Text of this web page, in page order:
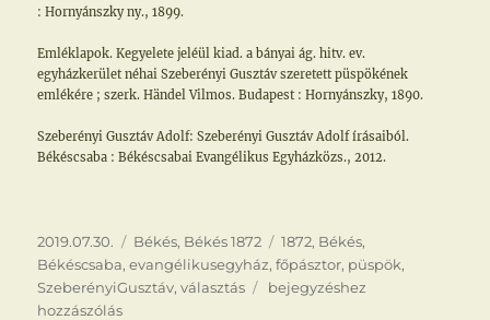
: Hornyánszky ny., 1899.
Emléklapok. Kegyelete jeléül kiad. a bányai ág. hitv. ev.
egyházkerület néhai Szeberényi Gusztáv szeretett püspökének
emlékére ; szerk. Händel Vilmos. Budapest : Hornyánszky, 1890.
Szeberényi Gusztáv Adolf: Szeberényi Gusztáv Adolf írásaiból.
Békéscsaba : Békéscsabai Evangélikus Egyházközs., 2012.
Közzétéve
2019.07.30. Kategória
Békés, Békés 1872 Címke
1872, Békés,
Békéscsaba,evangélikusegyház,főpásztor, püspök,
SzeberényiGusztáv,választás
Püspöki
bejegyzéshez
hozzászólás